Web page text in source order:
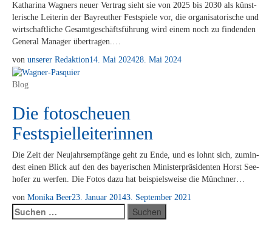
Ka­tha­ri­na Wag­ners neu­er Ver­trag sieht sie von 2025 bis 2030 als künst­
le­ri­sche Lei­te­rin der Bay­reu­ther Fest­spie­le vor, die or­ga­ni­sa­to­ri­sche und
wirt­schaft­li­che Ge­samt­ge­schäfts­füh­rung wird ei­nem noch zu fin­den­den
Ge­ne­ral Ma­na­ger übertragen.…
von unserer Redaktion14. Mai 202428. Mai 2024
Blog
Die fotoscheuen
Festspielleiterinnen
Die Zeit der Neu­jahrs­emp­fän­ge geht zu Ende, und es lohnt sich, zu­min­
dest ei­nen Blick auf den des baye­ri­schen Mi­nis­ter­prä­si­den­ten Horst See­
ho­fer zu wer­fen. Die Fo­tos dazu hat bei­spiels­wei­se die Münchner…
von Monika Beer23. Januar 20143. September 2021
Suchen
nach: